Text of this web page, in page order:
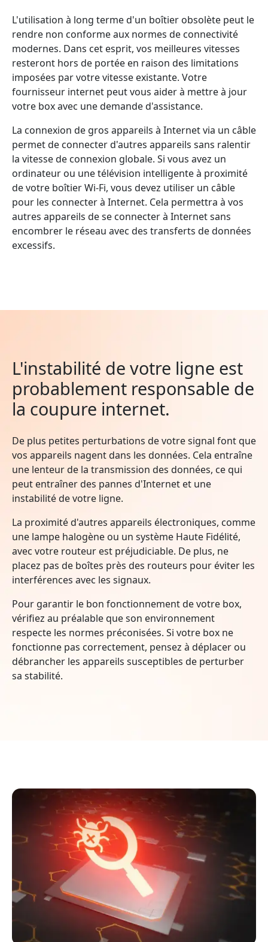
L'utilisation à long terme d'un boîtier obsolète peut le
rendre non conforme aux normes de connectivité
modernes. Dans cet esprit, vos meilleures vitesses
resteront hors de portée en raison des limitations
imposées par votre vitesse existante. Votre
fournisseur internet peut vous aider à mettre à jour
votre box avec une demande d'assistance.
La connexion de gros appareils à Internet via un câble
permet de connecter d'autres appareils sans ralentir
la vitesse de connexion globale. Si vous avez un
ordinateur ou une télévision intelligente à proximité
de votre boîtier Wi-Fi, vous devez utiliser un câble
pour les connecter à Internet. Cela permettra à vos
autres appareils de se connecter à Internet sans
encombrer le réseau avec des transferts de données
excessifs.
L'instabilité de votre ligne est
probablement responsable de
la coupure internet.
De plus petites perturbations de votre signal font que
vos appareils nagent dans les données. Cela entraîne
une lenteur de la transmission des données, ce qui
peut entraîner des pannes d'Internet et une
instabilité de votre ligne.
La proximité d'autres appareils électroniques, comme
une lampe halogène ou un système Haute Fidélité,
avec votre routeur est préjudiciable. De plus, ne
placez pas de boîtes près des routeurs pour éviter les
interférences avec les signaux.
Pour garantir le bon fonctionnement de votre box,
vérifiez au préalable que son environnement
respecte les normes préconisées. Si votre box ne
fonctionne pas correctement, pensez à déplacer ou
débrancher les appareils susceptibles de perturber
sa stabilité.